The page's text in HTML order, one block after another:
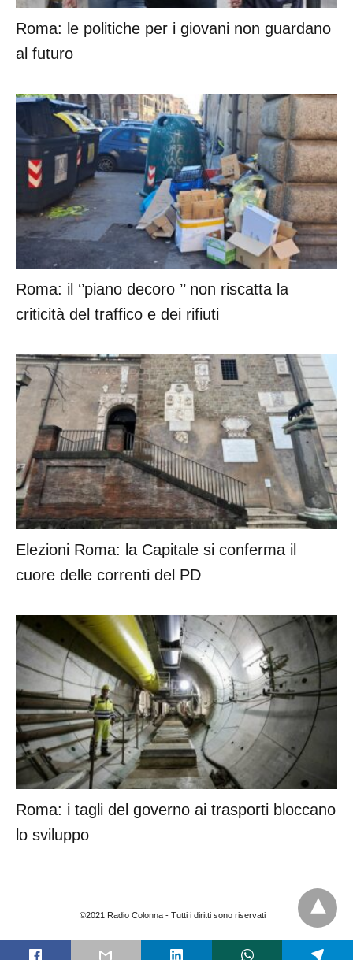
Roma: le politiche per i giovani non guardano
al futuro
Roma: il ‘’piano decoro ’’ non riscatta la
criticità del traffico e dei rifiuti
Elezioni Roma: la Capitale si conferma il
cuore delle correnti del PD
Roma: i tagli del governo ai trasporti bloccano
lo sviluppo
©2021 Radio Colonna - Tutti i diritti sono riservati